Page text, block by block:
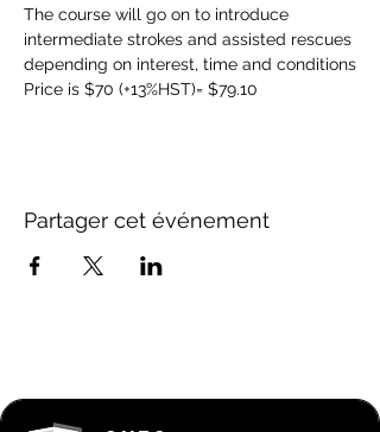
The course will go on to introduce
intermediate strokes and assisted rescues
depending on interest, time and conditions
Price is $70 (+13%HST)= $79.10
Partager cet événement